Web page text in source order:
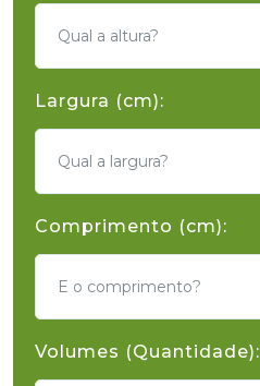
Largura (cm):
Comprimento (cm):
Volumes (Quantidade):